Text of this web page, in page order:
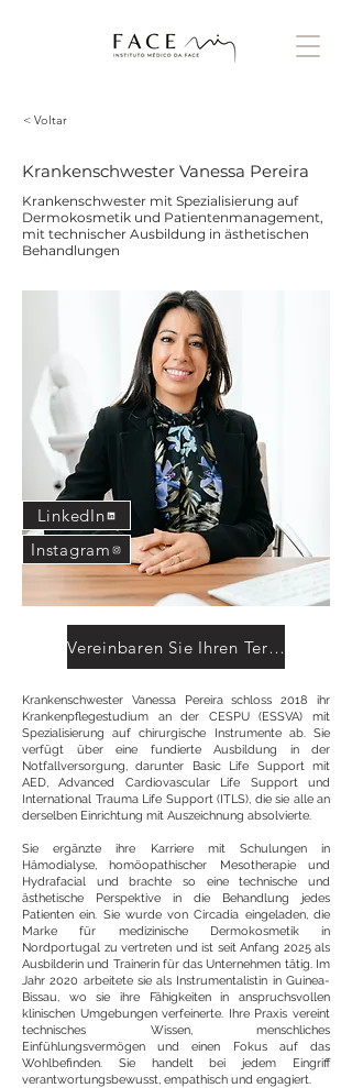
< Voltar
Krankenschwester Vanessa Pereira
Krankenschwester mit Spezialisierung auf
Dermokosmetik und Patientenmanagement,
mit technischer Ausbildung in ästhetischen
Behandlungen
LinkedIn
Instagram
Vereinbaren Sie Ihren Termin
Krankenschwester Vanessa Pereira schloss 2018 ihr
Krankenpflegestudium an der CESPU (ESSVA) mit
Spezialisierung auf chirurgische Instrumente ab. Sie
verfügt über eine fundierte Ausbildung in der
Notfallversorgung, darunter Basic Life Support mit
AED, Advanced Cardiovascular Life Support und
International Trauma Life Support (ITLS), die sie alle an
derselben Einrichtung mit Auszeichnung absolvierte.
Sie ergänzte ihre Karriere mit Schulungen in
Hämodialyse, homöopathischer Mesotherapie und
Hydrafacial und brachte so eine technische und
ästhetische Perspektive in die Behandlung jedes
Patienten ein. Sie wurde von Circadia eingeladen, die
Marke für medizinische Dermokosmetik in
Nordportugal zu vertreten und ist seit Anfang 2025 als
Ausbilderin und Trainerin für das Unternehmen tätig. Im
Jahr 2020 arbeitete sie als Instrumentalistin in Guinea-
Bissau, wo sie ihre Fähigkeiten in anspruchsvollen
klinischen Umgebungen verfeinerte. Ihre Praxis vereint
technisches Wissen, menschliches
Einfühlungsvermögen und einen Fokus auf das
Wohlbefinden. Sie handelt bei jedem Eingriff
verantwortungsbewusst, empathisch und engagiert.